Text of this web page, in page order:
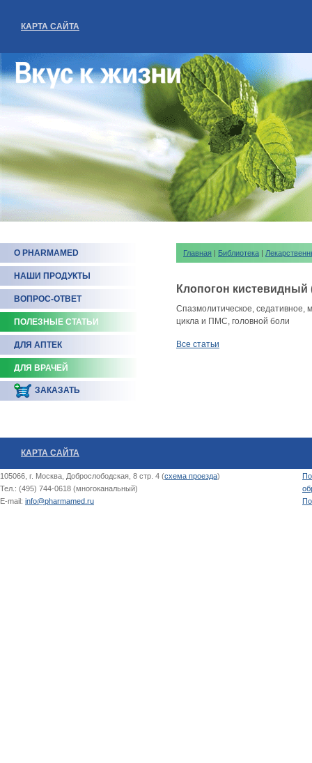
КАРТА САЙТА
О PHARMAMED
НАШИ ПРОДУКТЫ
ВОПРОС-ОТВЕТ
ПОЛЕЗНЫЕ СТАТЬИ
ДЛЯ АПТЕК
ДЛЯ ВРАЧЕЙ
ЗАКАЗАТЬ
Главная | Библиотека |
Клопогон
Спазмолитическое, седативное,
цикла и ПМС, головной боли
Все статьи
КАРТА САЙТА
105066, г. Москва, Доброслободская, 8 стр. 4 (схема проезда)
Тел.: (495) 744-0618 (многоканальный)
E-mail: info@pharmamed.ru